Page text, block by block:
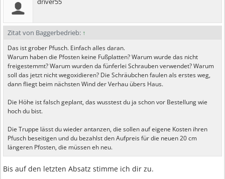
Zitat von Baggerbedrieb: ↑
Das ist grober Pfusch. Einfach alles daran.
Warum haben die Pfosten keine Fußplatten? Warum wurde das nicht
freigestemmt? Warum wurden da fünferlei Schrauben verwendet? Warum
soll das jetzt nicht wegoxidieren? Die Schräubchen faulen als erstes weg,
dann fliegt beim nächsten Wind der Verhau übers Haus.
Die Höhe ist falsch geplant, das wusstest du ja schon vor Bestellung wie
hoch du bist.
Die Truppe lässt du wieder antanzen, die sollen auf eigene Kosten ihren
Pfusch beseitigen und du bezahlst den Aufpreis für die neuen 20 cm
längeren Pfosten, die müssen eh neu.
Bis auf den letzten Absatz stimme ich dir zu.